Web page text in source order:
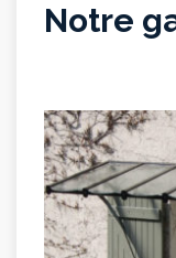
Notre